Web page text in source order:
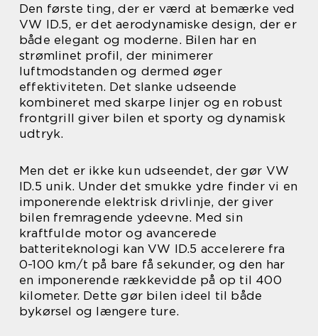
Den første ting, der er værd at bemærke ved
VW ID.5, er det aerodynamiske design, der er
både elegant og moderne. Bilen har en
strømlinet profil, der minimerer
luftmodstanden og dermed øger
effektiviteten. Det slanke udseende
kombineret med skarpe linjer og en robust
frontgrill giver bilen et sporty og dynamisk
udtryk.
Men det er ikke kun udseendet, der gør VW
ID.5 unik. Under det smukke ydre finder vi en
imponerende elektrisk drivlinje, der giver
bilen fremragende ydeevne. Med sin
kraftfulde motor og avancerede
batteriteknologi kan VW ID.5 accelerere fra
0-100 km/t på bare få sekunder, og den har
en imponerende rækkevidde på op til 400
kilometer. Dette gør bilen ideel til både
bykørsel og længere ture.